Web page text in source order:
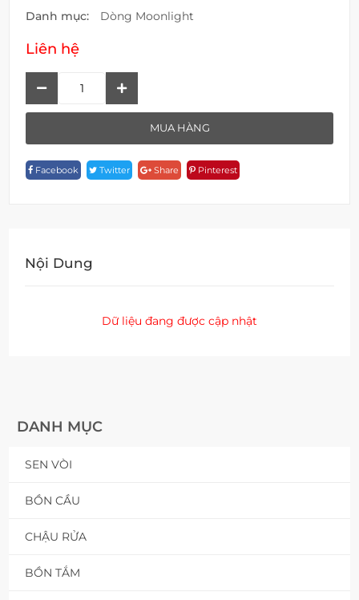
DANH MỤC
SEN VÒI
BỒN CẦU
CHẬU RỬA
BỒN TẮM
Danh mục: Dòng Moonlight
Liên hệ
F
1B08C-
MUA HÀNG
Facebook Twitter Share Pinterest
Nội Dung
Dữ liệu đang được cập nhật